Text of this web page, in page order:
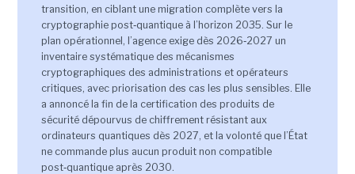
transition, en ciblant une migration complète vers la
cryptographie post‑quantique à l’horizon 2035. Sur le
plan opérationnel, l’agence exige dès 2026‑2027 un
inventaire systématique des mécanismes
cryptographiques des administrations et opérateurs
critiques, avec priorisation des cas les plus sensibles. Elle
a annoncé la fin de la certification des produits de
sécurité dépourvus de chiffrement résistant aux
ordinateurs quantiques dès 2027, et la volonté que l’État
ne commande plus aucun produit non compatible
post‑quantique après 2030.